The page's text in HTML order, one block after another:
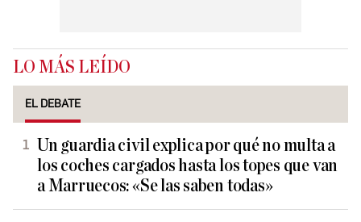
LO MÁS LEÍDO
EL DEBATE
Un guardia civil explica por qué no multa a
los coches cargados hasta los topes que van
a Marruecos: «Se las saben todas»